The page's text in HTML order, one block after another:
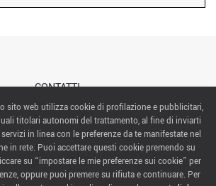
CONTATTI
ABOUT US
GROUP SpA All rights reserved
Via Emilia 155, 47921 Rimini,
Rimini P.I e n. Reg. Imprese 00139440408, Capitale Sociale
sito web utilizza cookie di profilazione e pubblicitari,
titolari autonomi del trattamento, al fine di inviarti
in linea con le preferenze da te manifestate nel
in rete. Puoi accettare questi cookie premendo su
su “impostare le mie preferenze sui cookie” per
oppure puoi premere su rifiuta e continuare. Per